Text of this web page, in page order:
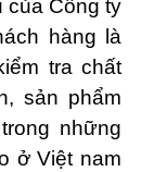
của Công ty
hàng là
tra chất
sản phẩm
những
ở Việt nam